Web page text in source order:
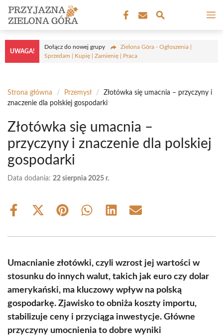
Przejdź
treści
UWAGA!
Dołącz do nowej grupy
Zielona Góra - Ogłoszenia |
Sprzedam | Kupię | Zamienię | Praca
Strona główna / Przemysł /
Złotówka się umacnia – przyczyny i
znaczenie dla polskiej gospodarki
Złotówka się umacnia –
przyczyny i znaczenie dla polskiej
gospodarki
Data dodania: 22 sierpnia 2025 r.
Share
Share
(Twitter)
Share Share Share Share
Umacnianie złotówki, czyli wzrost jej wartości w
stosunku do innych walut, takich jak euro czy dolar
amerykański, ma kluczowy wpływ na polską
gospodarkę. Zjawisko to obniża koszty importu,
stabilizuje ceny i przyciąga inwestycje. Główne
przyczyny umocnienia to dobre wyniki